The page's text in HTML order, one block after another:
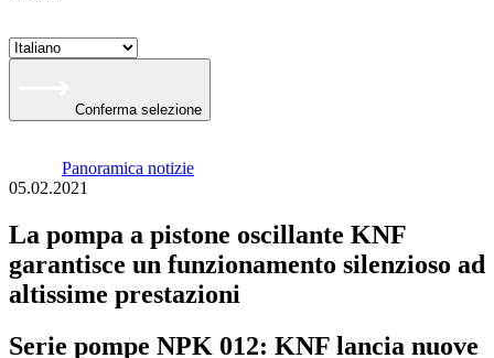
Conferma selezione
Panoramica notizie
05.02.2021
La pompa a pistone oscillante KNF
garantisce un funzionamento silenzioso ad
altissime prestazioni
Serie pompe NPK 012: KNF lancia nuove